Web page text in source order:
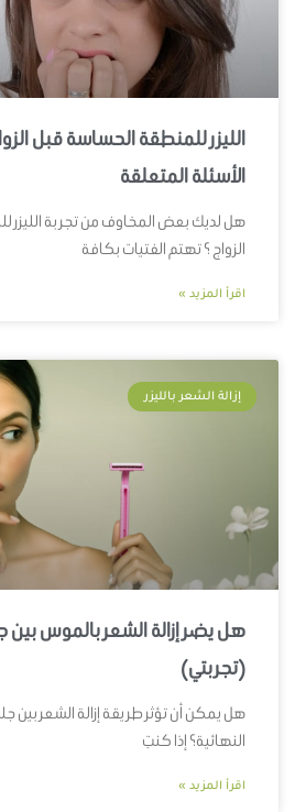
الليزر للمنطقة الحساسة قبل
الأسئلة المتعلقة
هل لديك بعض المخاوف من تجربة الليزر
الزواج ؟ تهتم الفتيات بكافة
اقرأ المزيد »
إزالة الشعر بالليزر
هل يضر إزالة الشعر بالموس بين
(تجربتي)
هل يمكن أن تؤثر طريقة إزالة الشعر بين
النهائية؟ إذا كنتِ
اقرأ المزيد »